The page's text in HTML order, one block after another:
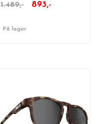
1.489,-
893,-
På lager